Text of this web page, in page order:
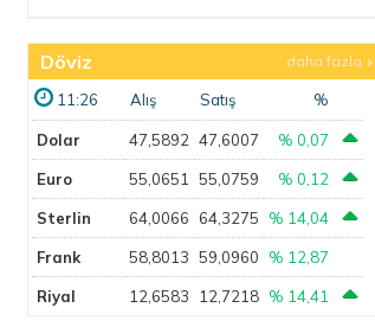
Döviz daha fazla
11:26 Alış Satış %
Dolar 47,5892 47,6007 % 0,07
Euro 55,0651 55,0759 % 0,12
Sterlin 64,0066 64,3275 % 14,04
Frank 58,8013 59,0960 % 12,87
Riyal 12,6583 12,7218 % 14,41